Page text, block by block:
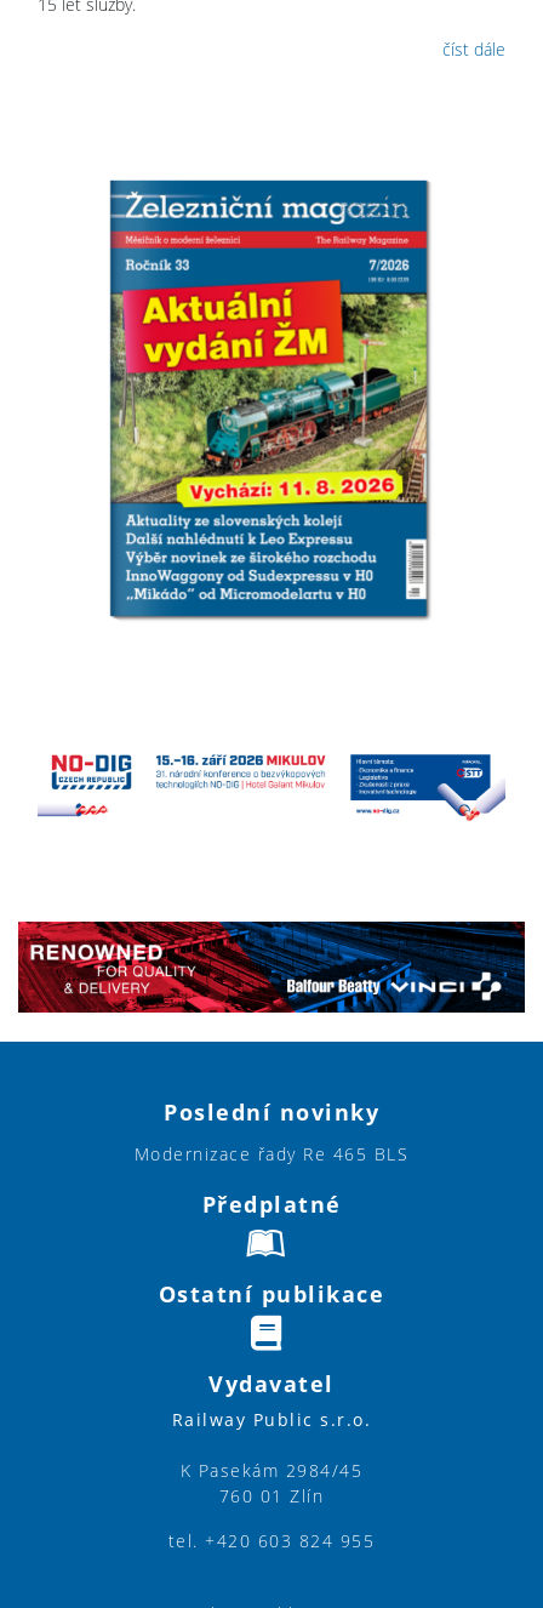
číst dále
Poslední novinky
Modernizace řady Re 465 BLS
Předplatné
Ostatní publikace
Vydavatel
Railway Public s.r.o.
K Pasekám 2984/45
760 01 Zlín
tel. +420 603 824 955